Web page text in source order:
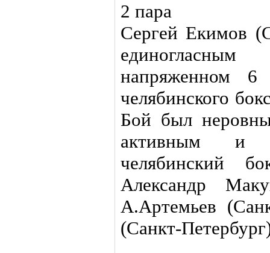
2 пара
Сергей Екимов
напряженном 6
челябинского
Бой был
активным и
челябинский
Александр
А.Артемьев
(Санкт-